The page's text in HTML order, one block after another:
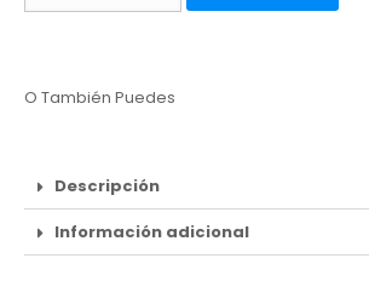
O También Puedes
Descripción
Información adicional